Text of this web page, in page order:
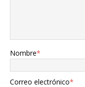
Nombre*
Correo electrónico*